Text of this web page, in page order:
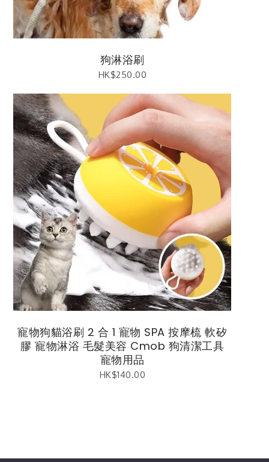
狗淋浴刷
HK$250.00
寵物狗貓浴刷 2 合 1 寵物 SPA 按摩梳 軟矽
膠 寵物淋浴 毛髮美容 Cmob 狗清潔工具
寵物用品
HK$140.00